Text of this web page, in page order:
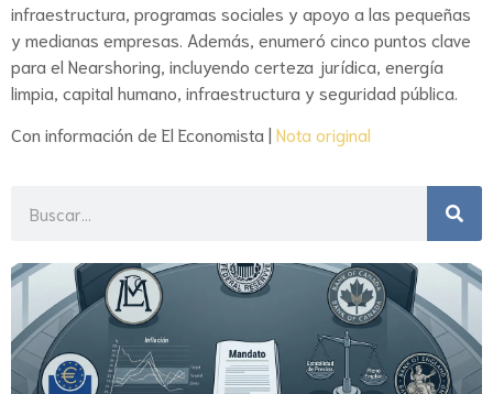
infraestructura, programas sociales y apoyo a las pequeñas
y medianas empresas. Además, enumeró cinco puntos clave
para el Nearshoring, incluyendo certeza jurídica, energía
limpia, capital humano, infraestructura y seguridad pública.
Con información de El Economista | Nota original